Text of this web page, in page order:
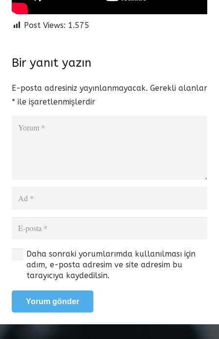
Post Views: 1.575
Bir yanıt yazın
E-posta adresiniz yayınlanmayacak. Gerekli alanlar
* ile işaretlenmişlerdir
Daha sonraki yorumlarımda kullanılması için
adım, e-posta adresim ve site adresim bu
tarayıcıya kaydedilsin.
Yorum gönder